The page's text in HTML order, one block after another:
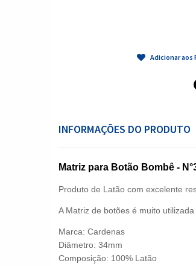
Adicionar aos
INFORMAÇÕES DO PRODUTO
Matriz para Botão Bombê -
Produto de Latão com excelente
A Matriz de botões é muito
Marca: Cardenas
Diâmetro: 34mm
Composição: 100% Latão